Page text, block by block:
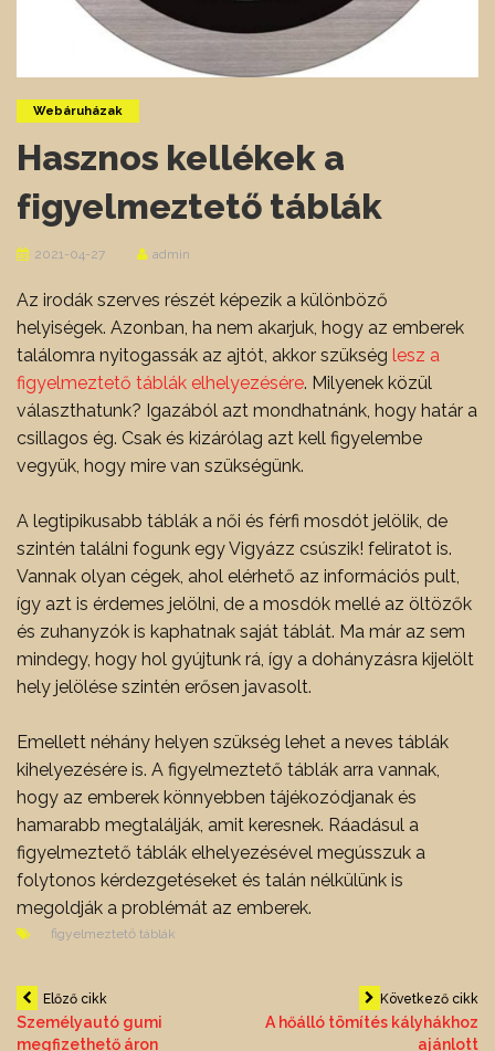
Webáruházak
Hasznos kellékek a
figyelmeztető táblák
2021-04-27 admin
Az irodák szerves részét képezik a különböző
helyiségek. Azonban, ha nem akarjuk, hogy az emberek
találomra nyitogassák az ajtót, akkor szükség lesz a
figyelmeztető táblák elhelyezésére. Milyenek közül
választhatunk? Igazából azt mondhatnánk, hogy határ a
csillagos ég. Csak és kizárólag azt kell figyelembe
vegyük, hogy mire van szükségünk.
A legtipikusabb táblák a női és férfi mosdót jelölik, de
szintén találni fogunk egy Vigyázz csúszik! feliratot is.
Vannak olyan cégek, ahol elérhető az információs pult,
így azt is érdemes jelölni, de a mosdók mellé az öltözők
és zuhanyzók is kaphatnak saját táblát. Ma már az sem
mindegy, hogy hol gyújtunk rá, így a dohányzásra kijelölt
hely jelölése szintén erősen javasolt.
Emellett néhány helyen szükség lehet a neves táblák
kihelyezésére is. A figyelmeztető táblák arra vannak,
hogy az emberek könnyebben tájékozódjanak és
hamarabb megtalálják, amit keresnek. Ráadásul a
figyelmeztető táblák elhelyezésével megússzuk a
folytonos kérdezgetéseket és talán nélkülünk is
megoldják a problémát az emberek.
figyelmeztető táblák
Bejegyzés
Előző cikk
Személyautó gumi
megfizethető áron
Következő cikk
A hőálló tömítés kályhákhoz
ajánlott